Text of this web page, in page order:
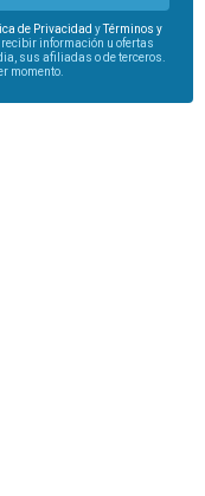
de Privacidad yTérminos y
información u ofertas
sus afiliadas o de terceros.
momento.